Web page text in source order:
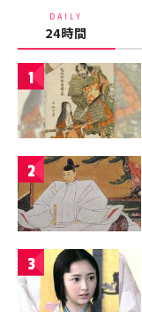
DAILY
24時間
1
2
3